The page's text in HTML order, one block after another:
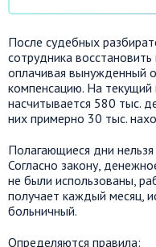
После судебных
сотрудника
оплачивая вынужденный
компенсацию. На
насчитывается 580 тыс.
них примерно 30 тыс.
Полагающиеся дни
Согласно закону,
не были использованы,
получает каждый месяц,
больничный.
Определяются правила: